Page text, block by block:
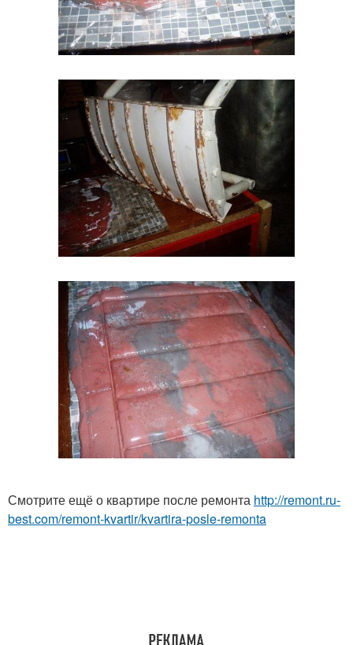
Смотрите ещё о квартире после ремонта http://remont.ru-
best.com/remont-kvartir/kvartira-posle-remonta